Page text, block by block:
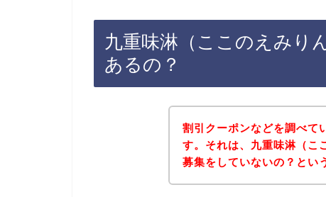
九重味淋（ここのえみり
あるの？
割引クーポンなどを調べて
す。それは、九重味淋（こ
募集をしていないの？とい